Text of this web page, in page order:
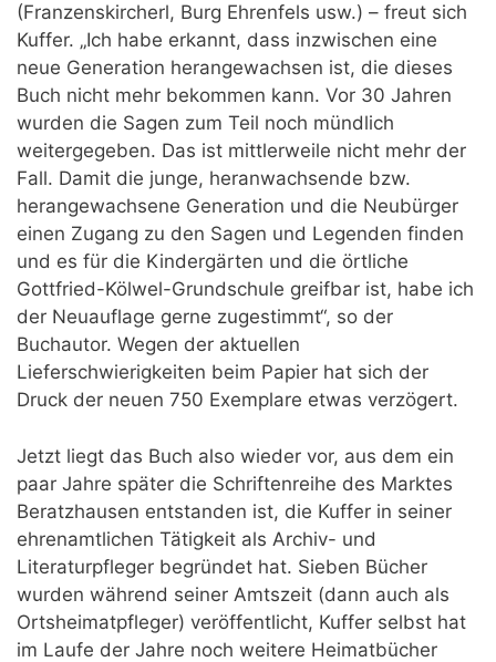
(Franzenskircherl, Burg Ehrenfels usw.) – freut sich
Kuffer. „Ich habe erkannt, dass inzwischen eine
neue Generation herangewachsen ist, die dieses
Buch nicht mehr bekommen kann. Vor 30 Jahren
wurden die Sagen zum Teil noch mündlich
weitergegeben. Das ist mittlerweile nicht mehr der
Fall. Damit die junge, heranwachsende bzw.
herangewachsene Generation und die Neubürger
einen Zugang zu den Sagen und Legenden finden
und es für die Kindergärten und die örtliche
Gottfried-Kölwel-Grundschule greifbar ist, habe ich
der Neuauflage gerne zugestimmt“, so der
Buchautor. Wegen der aktuellen
Lieferschwierigkeiten beim Papier hat sich der
Druck der neuen 750 Exemplare etwas verzögert.
Jetzt liegt das Buch also wieder vor, aus dem ein
paar Jahre später die Schriftenreihe des Marktes
Beratzhausen entstanden ist, die Kuffer in seiner
ehrenamtlichen Tätigkeit als Archiv- und
Literaturpfleger begründet hat. Sieben Bücher
wurden während seiner Amtszeit (dann auch als
Ortsheimatpfleger) veröffentlicht, Kuffer selbst hat
im Laufe der Jahre noch weitere Heimatbücher